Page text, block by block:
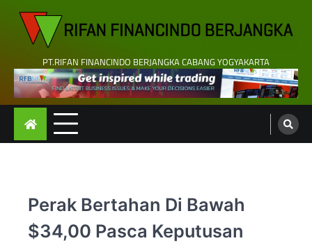
content
PT.RIFAN FINANCINDO BERJANGKA CABANG YOGYAKARTA
Perak Bertahan Di Bawah
$34,00 Pasca Keputusan